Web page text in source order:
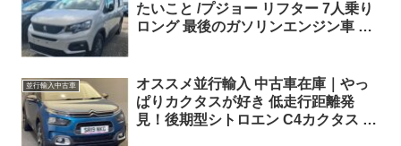
たいこと /プジョー リフター 7人乗り
ロング 最後のガソリンエンジン車 日
並行輸入中古車
オススメ並行輸入 中古車在庫｜やっ
ぱりカクタスが好き 低走行距離発
見！後期型シトロエン C4カクタス フ